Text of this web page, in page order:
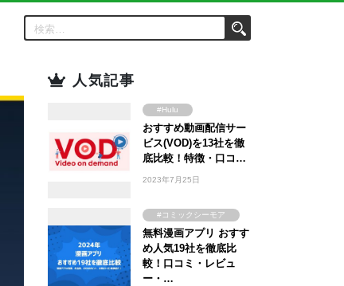
人気記事
#Hulu
#Amazon Prime
Video
#FOD
#WOWOW
#ABEMA
#Lemino
#DMM TV
おすすめ動画配信サー
ビス(VOD)を13社を徹
底比較！特徴・口コ…
2023年7月25日
#コミックシーモア
#ebookjapan
#まんが王国
無料漫画アプリ おすす
め人気19社を徹底比
較！口コミ・レビュ
ー・…